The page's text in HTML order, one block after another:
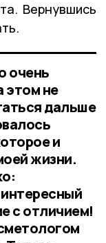
Вернувшись
очень
этом не
дальше
и
жизни.
с отличием!